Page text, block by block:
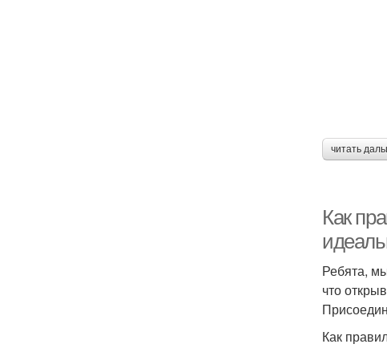
читать
Как
Ребята,
что
Как